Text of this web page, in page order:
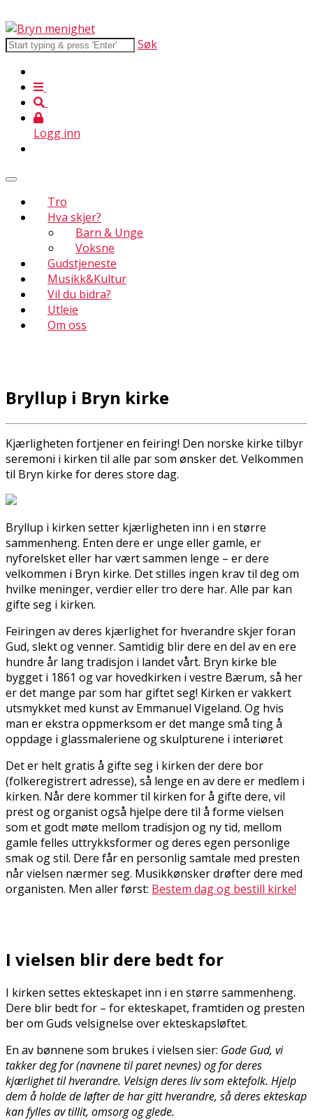
Søk
Logg inn
Tro
Hva skjer?
Barn & Unge
Voksne
Gudstjeneste
Musikk&Kultur
Vil du bidra?
Utleie
Om oss
Bryllup i Bryn kirke
Kjærligheten fortjener en feiring! Den norske kirke tilbyr
seremoni i kirken til alle par som ønsker det. Velkommen
til Bryn kirke for deres store dag.
Bryllup i kirken setter kjærligheten inn i en større
sammenheng. Enten dere er unge eller gamle, er
nyforelsket eller har vært sammen lenge – er dere
velkommen i Bryn kirke. Det stilles ingen krav til deg om
hvilke meninger, verdier eller tro dere har. Alle par kan
gifte seg i kirken.
Feiringen av deres kjærlighet for hverandre skjer foran
Gud, slekt og venner. Samtidig blir dere en del av en flere
hundre år lang tradisjon i landet vårt. Bryn kirke ble
bygget i 1861 og var hovedkirken i vestre Bærum, så her
er det mange par som har giftet seg! Kirken er vakkert
utsmykket med kunst av Emmanuel Vigeland. Og hvis
man er ekstra oppmerksom er det mange små ting å
oppdage i glassmaleriene og skulpturene i interiøret
Det er helt gratis å gifte seg i kirken der dere bor
(folkeregistrert adresse), så lenge en av dere er medlem i
kirken. Når dere kommer til kirken for å gifte dere, vil
prest og organist også hjelpe dere til å forme vielsen
som et godt møte mellom tradisjon og ny tid, mellom
gamle felles uttrykksformer og deres egen personlige
smak og stil. Dere får en personlig samtale med presten
når vielsen nærmer seg. Musikkønsker drøfter dere med
organisten. Men aller først: Bestem dag og bestill kirke!
I vielsen blir dere bedt for
I kirken settes ekteskapet inn i en større sammenheng.
Dere blir bedt for – for ekteskapet, framtiden og presten
ber om Guds velsignelse over ekteskapsløftet.
En av bønnene som brukes i vielsen sier: Gode Gud, vi
takker deg for (navnene til paret nevnes) og for deres
kjærlighet til hverandre. Velsign deres liv som ektefolk. Hjelp
dem å holde de løfter de har gitt hverandre, så deres ekteskap
kan fylles av tillit, omsorg og glede.